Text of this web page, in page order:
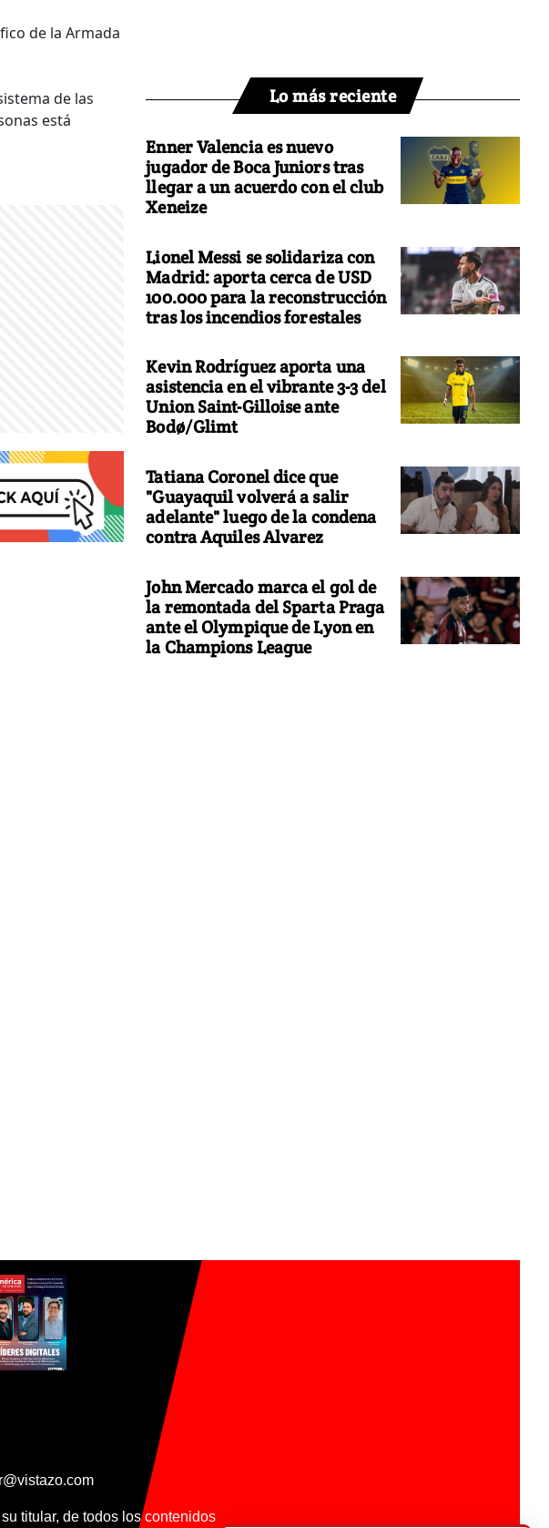
de la Armada
de las
está
Lo más reciente
Enner Valencia es nuevo
jugador de Boca Juniors tras
llegar a un acuerdo con el club
Xeneize
Lionel Messi se solidariza con
Madrid: aporta cerca de USD
100.000 para la reconstrucción
tras los incendios forestales
Kevin Rodríguez aporta una
asistencia en el vibrante 3-3 del
Union Saint-Gilloise ante
Bodø/Glimt
Tatiana Coronel dice que
"Guayaquil volverá a salir
adelante" luego de la condena
contra Aquiles Alvarez
John Mercado marca el gol de
la remontada del Sparta Praga
ante el Olympique de Lyon en
la Champions League
titular, de todos los contenidos